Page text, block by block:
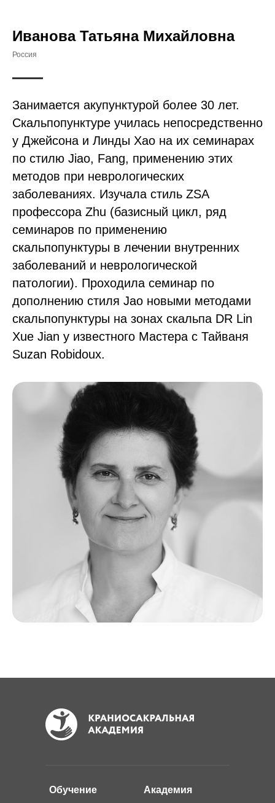
Иванова Татьяна Михайловна
Россия
Занимается акупунктурой более 30 лет.
Скальпопунктуре училась непосредственно
у Джейсона и Линды Хао на их семинарах
по стилю Jiao, Fang, применению этих
методов при неврологических
заболеваниях. Изучала стиль ZSA
профессора Zhu (базисный цикл, ряд
семинаров по применению
скальпопунктуры в лечении внутренних
заболеваний и неврологической
патологии). Проходила семинар по
дополнению стиля Jao новыми методами
скальпопунктуры на зонах скальпа DR Lin
Xue Jian у известного Мастера с Тайваня
Suzan Robidoux.
Академия
Обучение